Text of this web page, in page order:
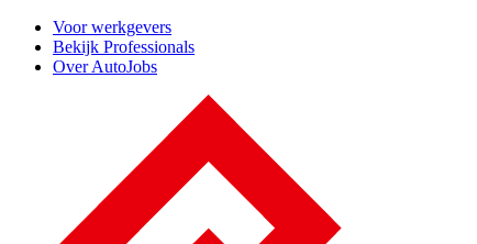
Voor werkgevers
Bekijk Professionals
Over AutoJobs